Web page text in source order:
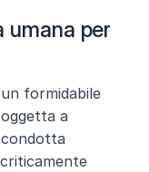
umana per
formidabile
a